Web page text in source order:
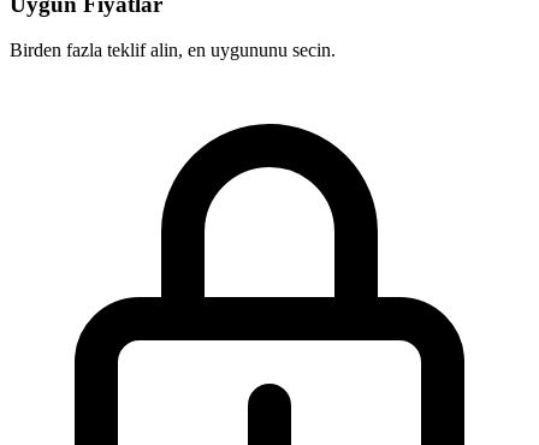
Birden fazla teklif alin, en uygununu secin.